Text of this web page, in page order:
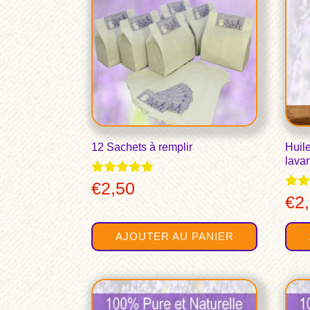
12 Sachets à remplir
Note
4.83
€2,50
AJOUTER AU PANIER
Note
4.89
€